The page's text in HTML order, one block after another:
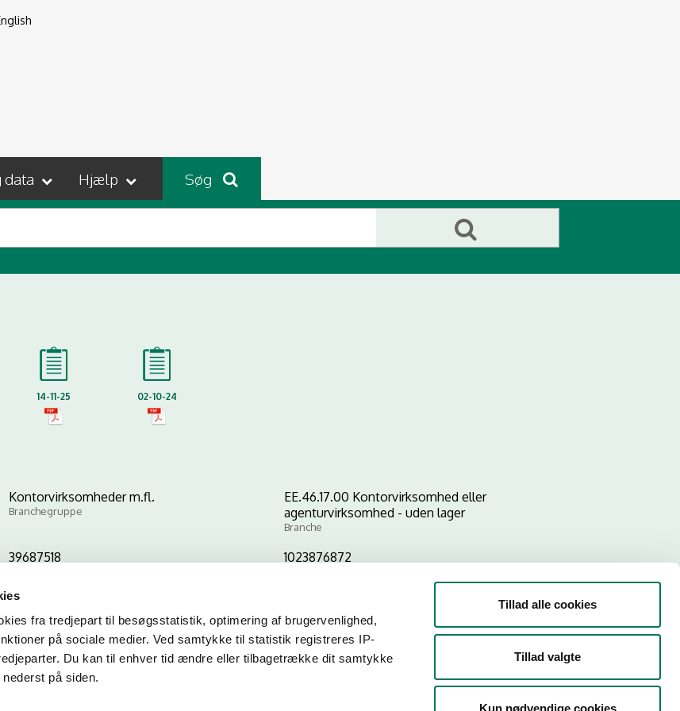
fra tredjepart til besøgsstatistik, optimering af brugervenlighed,
på sociale medier. Ved samtykke til statistik registreres IP-
Du kan til enhver tid ændre eller tilbagetrække dit samtykke
på siden.
Tillad alle cookies
Tillad valgte
Kun nødvendige cookies
data Hjælp Søg
14-11-25 02-10-24
Kontorvirksomheder m.fl.
Branchegruppe
EE.46.17.00 Kontorvirksomhed eller
agenturvirksomhed - uden lager
Branche
39687518 1023876872
Kopier link til at indsætte på virksomhedens hjemmeside